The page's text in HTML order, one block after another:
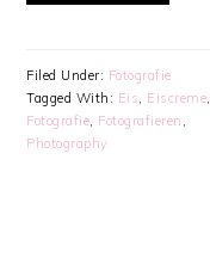
Filed Under: Fotografie
Tagged With: Eis, Eiscreme,
Fotografie, Fotografieren ,
Photography